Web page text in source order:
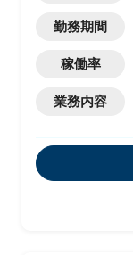
勤務期間
稼働率
業務内容